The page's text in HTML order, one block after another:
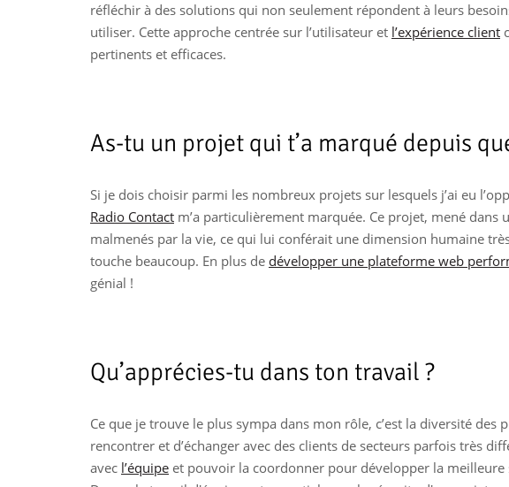
réfléchir à des solutions qui non seulement répondent à leurs
utiliser. Cette approche centrée sur l’utilisateur et l’expérience client
pertinents et efficaces.
As-tu un projet qui t’a marqué depuis
Si je dois choisir parmi les nombreux projets sur lesquels j’ai eu
Radio Contact m’a particulièrement marquée. Ce projet, mené
malmenés par la vie, ce qui lui conférait une dimension humaine
touche beaucoup. En plus de développer une plateforme web
génial !
Qu’apprécies-tu dans ton travail ?
Ce que je trouve le plus sympa dans mon rôle, c’est la diversité
rencontrer et d’échanger avec des clients de secteurs parfois très
avec l’équipe et pouvoir la coordonner pour développer la